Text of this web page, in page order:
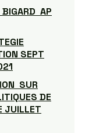
BIGARD AP
SEPT
SUR
DE
JUILLET